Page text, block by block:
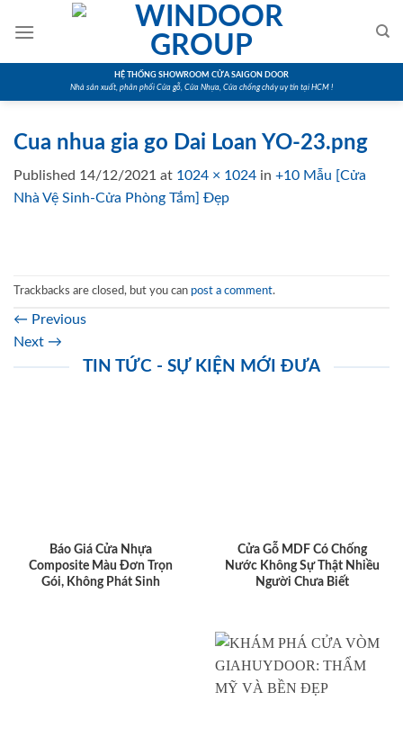
HỆ THỐNG SHOWROOM CỬA SAIGON DOOR
Nhà sản xuất, phân phối Cửa gỗ, Cửa Nhựa, Cửa chống cháy uy tín tại HCM !
Cua nhua gia go Dai Loan YO-23.png
Published 14/12/2021 at 1024 × 1024 in +10 Mẫu [Cửa
Nhà Vệ Sinh-Cửa Phòng Tắm] Đẹp
Trackbacks are closed, but you can post a comment.
← Previous
Next →
TIN TỨC - SỰ KIỆN MỚI ĐƯA
Báo Giá Cửa Nhựa
Composite Màu Đơn Trọn
Gói, Không Phát Sinh
Cửa Gỗ MDF Có Chống
Nước Không Sự Thật Nhiều
Người Chưa Biết